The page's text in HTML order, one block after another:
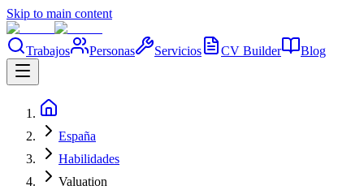
Skip to main content
Trabajos Personas Servicios CV Builder Blog
España
Habilidades
Valuation